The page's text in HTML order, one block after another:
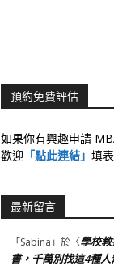
預約免費評估
如果你有興趣申請
歡迎 「點此連結」 填
最新留言
「Sabina 」於〈學校
書，千萬別找這4種